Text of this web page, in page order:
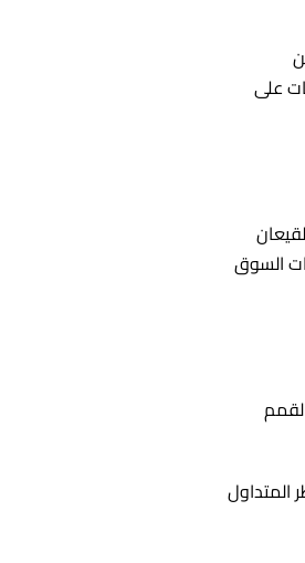
على
السوق
المتداول